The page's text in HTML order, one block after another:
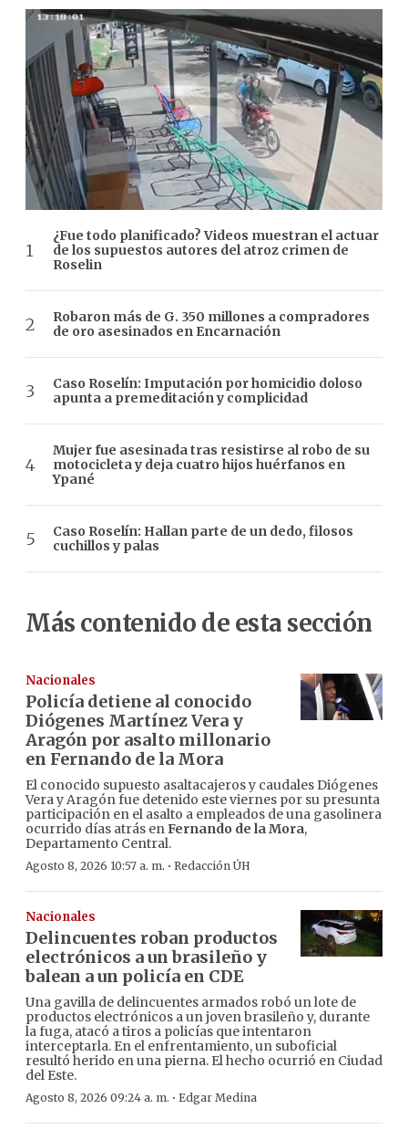
¿Fue todo planificado? Videos muestran el actuar
de los supuestos autores del atroz crimen de
Roselin
Robaron más de G. 350 millones a compradores
de oro asesinados en Encarnación
Caso Roselín: Imputación por homicidio doloso
apunta a premeditación y complicidad
Mujer fue asesinada tras resistirse al robo de su
motocicleta y deja cuatro hijos huérfanos en
Ypané
Caso Roselín: Hallan parte de un dedo, filosos
cuchillos y palas
Más contenido de esta sección
Nacionales
Policía detiene al conocido
Diógenes Martínez Vera y
Aragón por asalto millonario
en Fernando de la Mora
El conocido supuesto asaltacajeros y caudales Diógenes
Vera y Aragón fue detenido este viernes por su presunta
participación en el asalto a empleados de una gasolinera
ocurrido días atrás enFernando de la Mora,
Departamento Central.
Agosto 8, 2026 10:57 a. m. · Redacción ÚH
Nacionales
Delincuentes roban productos
electrónicos a un brasileño y
balean a un policía en CDE
Una gavilla de delincuentes armados robó un lote de
productos electrónicos a un joven brasileño y, durante
la fuga, atacó a tiros a policías que intentaron
interceptarla. En el enfrentamiento, un suboficial
resultó herido en una pierna. El hecho ocurrió en Ciudad
del Este.
Agosto 8, 2026 09:24 a. m. · Edgar Medina